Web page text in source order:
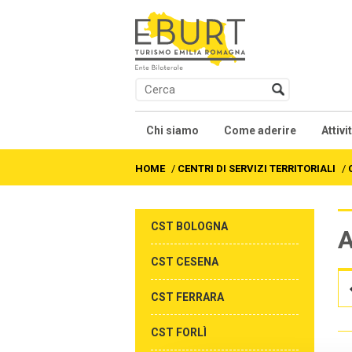
Chi siamo
Presentazione
Come aderire
Contratti collettivi
HOME / CENTRI DI SERVIZI TERRITORIALI /
CST BOLOGNA
CST CESENA
CST FERRARA
CST FORLÌ